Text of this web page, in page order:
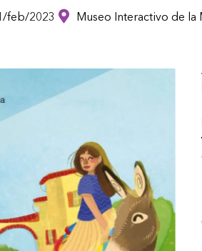
feb/2023 Museo Interactivo de la